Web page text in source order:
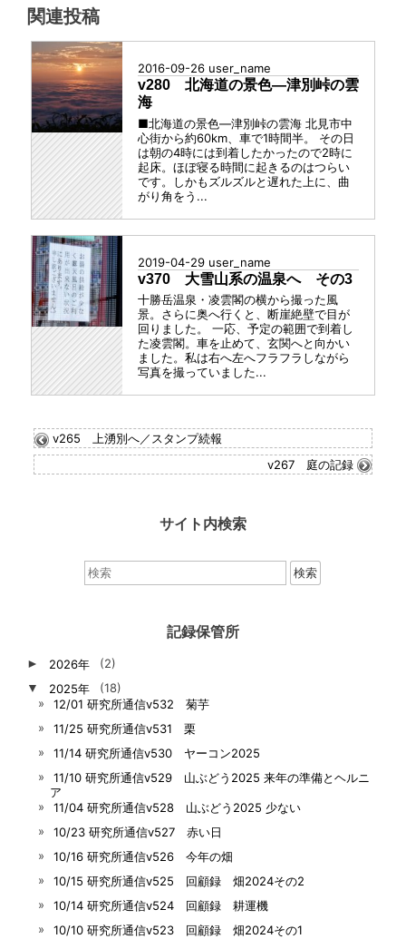
プ
関連投稿
2016-09-26 user_name
v280 北海道の景色―津別峠の雲
海
■北海道の景色―津別峠の雲海 北見市中
心街から約60km、車で1時間半。 その日
は朝の4時には到着したかったので2時に
起床。ほぼ寝る時間に起きるのはつらい
です。しかもズルズルと遅れた上に、曲
がり角をう...
2019-04-29 user_name
v370 大雪山系の温泉へ その3
十勝岳温泉・凌雲閣の横から撮った風
景。さらに奥へ行くと、断崖絶壁で目が
回りました。 一応、予定の範囲で到着し
た凌雲閣。車を止めて、玄関へと向かい
ました。私は右へ左へフラフラしながら
写真を撮っていました...
v265 上湧別へ／スタンプ続報
v267 庭の記録
サイト内検索
索：
記録保管所
► 2026年
(2)
▼
2025年
(18)
12/01 研究所通信v532 菊芋
11/25 研究所通信v531 栗
11/14 研究所通信v530 ヤーコン2025
11/10 研究所通信v529 山ぶどう2025 来年の準備とヘルニ
ア
11/04 研究所通信v528 山ぶどう2025 少ない
10/23 研究所通信v527 赤い日
10/16 研究所通信v526 今年の畑
10/15 研究所通信v525 回顧録 畑2024その2
10/14 研究所通信v524 回顧録 耕運機
10/10 研究所通信v523 回顧録 畑2024その1